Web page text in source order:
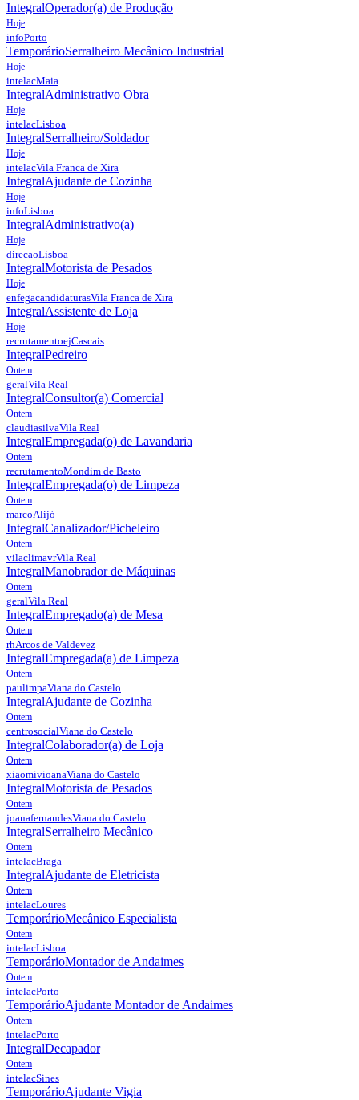
IntegralOperador(a) de Produção
Hoje
infoPorto
TemporárioSerralheiro Mecânico Industrial
Hoje
intelacMaia
IntegralAdministrativo Obra
Hoje
intelacLisboa
IntegralSerralheiro/Soldador
Hoje
intelacVila Franca de Xira
IntegralAjudante de Cozinha
Hoje
infoLisboa
IntegralAdministrativo(a)
Hoje
direcaoLisboa
IntegralMotorista de Pesados
Hoje
enfegacandidaturasVila Franca de Xira
IntegralAssistente de Loja
Hoje
recrutamentoejCascais
IntegralPedreiro
Ontem
geralVila Real
IntegralConsultor(a) Comercial
Ontem
claudiasilvaVila Real
IntegralEmpregada(o) de Lavandaria
Ontem
recrutamentoMondim de Basto
IntegralEmpregada(o) de Limpeza
Ontem
marcoAlijó
IntegralCanalizador/Picheleiro
Ontem
vilaclimavrVila Real
IntegralManobrador de Máquinas
Ontem
geralVila Real
IntegralEmpregado(a) de Mesa
Ontem
rhArcos de Valdevez
IntegralEmpregada(a) de Limpeza
Ontem
paulimpaViana do Castelo
IntegralAjudante de Cozinha
Ontem
centrosocialViana do Castelo
IntegralColaborador(a) de Loja
Ontem
xiaomivioanaViana do Castelo
IntegralMotorista de Pesados
Ontem
joanafernandesViana do Castelo
IntegralSerralheiro Mecânico
Ontem
intelacBraga
IntegralAjudante de Eletricista
Ontem
intelacLoures
TemporárioMecânico Especialista
Ontem
intelacLisboa
TemporárioMontador de Andaimes
Ontem
intelacPorto
TemporárioAjudante Montador de Andaimes
Ontem
intelacPorto
IntegralDecapador
Ontem
intelacSines
TemporárioAjudante Vigia